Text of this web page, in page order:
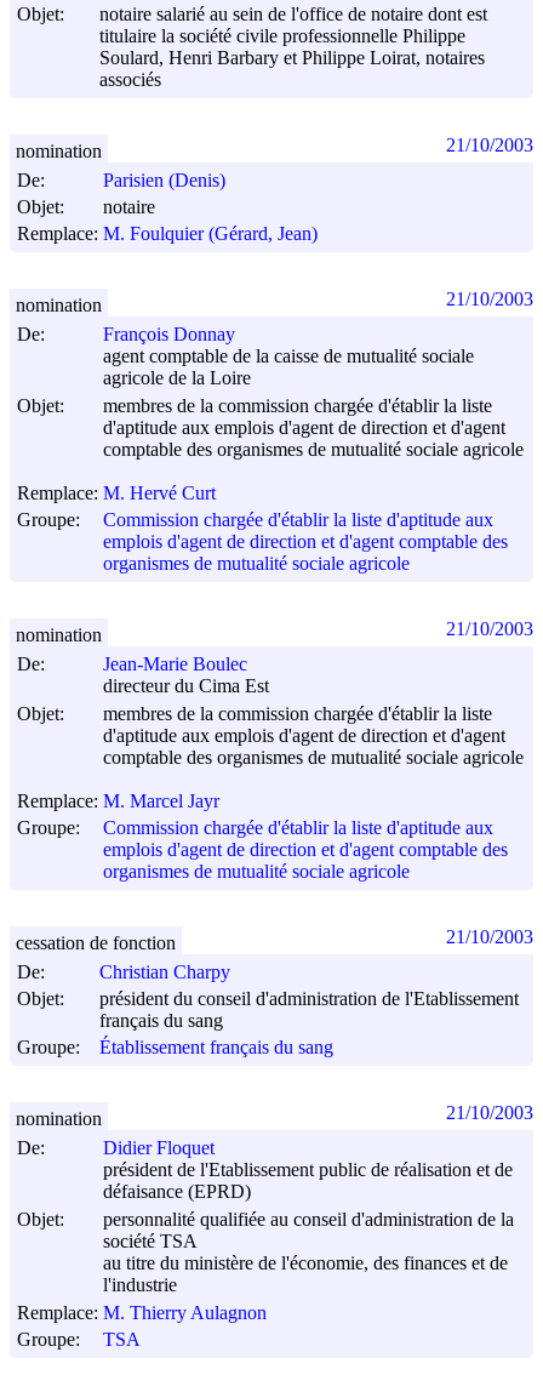
Objet:
notaire salarié au sein de l'office de notaire dont est
titulaire la société civile professionnelle Philippe
Soulard, Henri Barbary et Philippe Loirat, notaires
associés
De:
Parisien (Denis)
Objet:
notaire
Remplace: M. Foulquier (Gérard, Jean)
nomination 21/10/2003
De:
François Donnay
agent comptable de la caisse de mutualité sociale
agricole de la Loire
Objet:
membres de la commission chargée d'établir la liste
d'aptitude aux emplois d'agent de direction et d'agent
comptable des organismes de mutualité sociale agricole
Remplace: M. Hervé Curt
Groupe:
Commission chargée d'établir la liste d'aptitude aux
emplois d'agent de direction et d'agent comptable des
organismes de mutualité sociale agricole
nomination 21/10/2003
De:
Jean-Marie Boulec
directeur du Cima Est
Objet:
membres de la commission chargée d'établir la liste
d'aptitude aux emplois d'agent de direction et d'agent
comptable des organismes de mutualité sociale agricole
Remplace: M. Marcel Jayr
Groupe:
Commission chargée d'établir la liste d'aptitude aux
emplois d'agent de direction et d'agent comptable des
organismes de mutualité sociale agricole
nomination 21/10/2003
De:
Christian Charpy
Objet:
président du conseil d'administration de l'Etablissement
français du sang
Groupe:
Établissement français du sang
cessation de fonction 21/10/2003
De:
Didier Floquet
président de l'Etablissement public de réalisation et de
défaisance (EPRD)
Objet:
personnalité qualifiée au conseil d'administration de la
société TSA
au titre du ministère de l'économie, des finances et de
l'industrie
Remplace: M. Thierry Aulagnon
Groupe:
TSA
nomination 21/10/2003